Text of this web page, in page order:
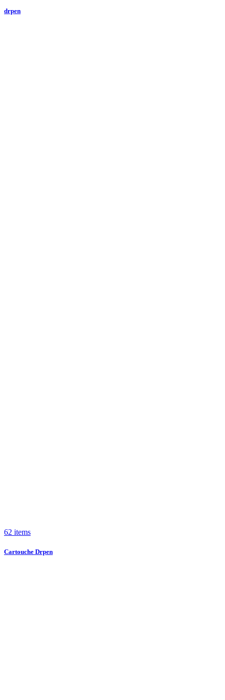
drpen
62 items
Cartouche Drpen